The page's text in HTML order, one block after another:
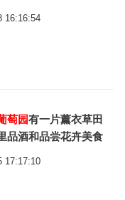
16:16:54
萄园有一片薰衣草田
品酒和品尝花卉美食
17:17:10